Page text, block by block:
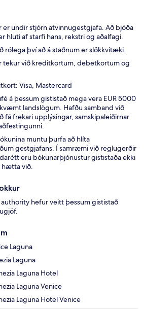
er undir stjórn atvinnugestgjafa. Að bjóða
hluti af starfi hans, rekstri og aðalfagi.
rólega því að á staðnum er slökkvitæki.
tekur við kreditkortum, debetkortum og
Visa, Mastercard
á þessum gististað mega vera EUR 5000
landslögum. Hafðu samband við
fá frekari upplýsingar, samskipaleiðirnar
muntu þurfa að hlíta
gestgjafans. Í samræmi við reglugerðir
eru bókunarþjónustur gististaða ekki
hætta við.
hefur veitt þessum gististað
Laguna
Laguna
Laguna Hotel
Laguna Venice
Laguna Hotel Venice